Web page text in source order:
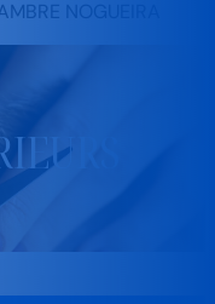
NOGUEIRA